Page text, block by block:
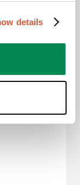
details